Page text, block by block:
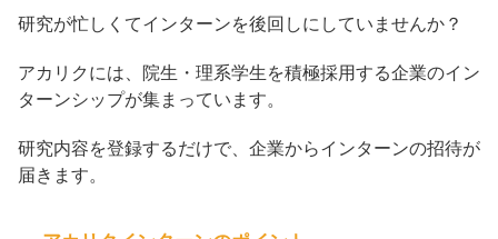
研究が忙しくてインターンを後回しにしていませんか？
アカリクには、院生・理系学生を積極採用する企業のイン
ターンシップが集まっています。
研究内容を登録するだけで、企業からインターンの招待が
届きます。